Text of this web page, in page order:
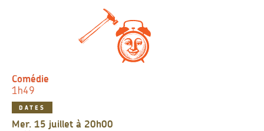
Comédie
1h49
DATES
mer. 15 juillet à 20h00